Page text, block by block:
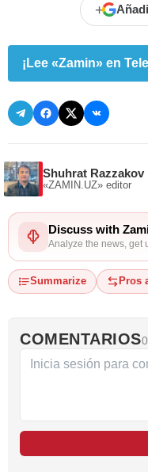
+
¡Lee «Zamin» en
Shuhrat Razzakov
«ZAMIN.UZ» editor
Discuss with
Analyze the news, get
Summarize Pros
COMENTARIOS0